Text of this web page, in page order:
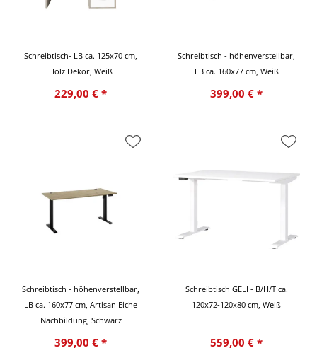
Schreibtisch- LB ca. 125x70 cm,
Holz Dekor, Weiß
229,00 € *
Schreibtisch - höhenverstellbar,
LB ca. 160x77 cm, Weiß
399,00 € *
Schreibtisch - höhenverstellbar,
LB ca. 160x77 cm, Artisan Eiche
Nachbildung, Schwarz
399,00 € *
Schreibtisch GELI - B/H/T ca.
120x72-120x80 cm, Weiß
559,00 € *